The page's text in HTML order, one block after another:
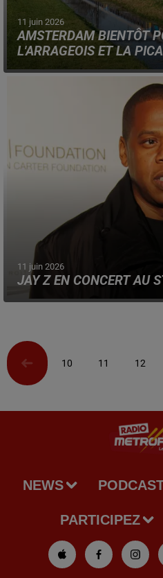
11 juin 2026
AMSTERDAM BIENTÔT
L'ARRAGEOIS ET LA
La compagnie néerlandaise
en fin d'année, passant par
11 juin 2026
JAY Z EN CONCERT AU
Le rappeur américain est de
10 11 12
NEWS
PARTICIPEZ